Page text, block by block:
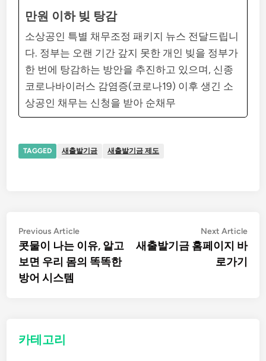
만원 이하 빚 탕감
소상공인 특별 채무조정 패키지 뉴스 전달드립니
다. 정부는 오랜 기간 갚지 못한 개인 빚을 정부가
한 번에 탕감하는 방안을 추진하고 있으며, 신종
코로나바이러스 감염증(코로나19) 이후 생긴 소
상공인 채무는 신청을 받아 순채무
TAGGED 새출발기금 새출발기금 제도
글
탐
색
Previous ArticlePrevious
article:
콧물이 나는 이유, 알고
보면 우리 몸의 똑똑한
방어 시스템
Next Article
새출발기금 홈페이지 바
로가기
카테고리